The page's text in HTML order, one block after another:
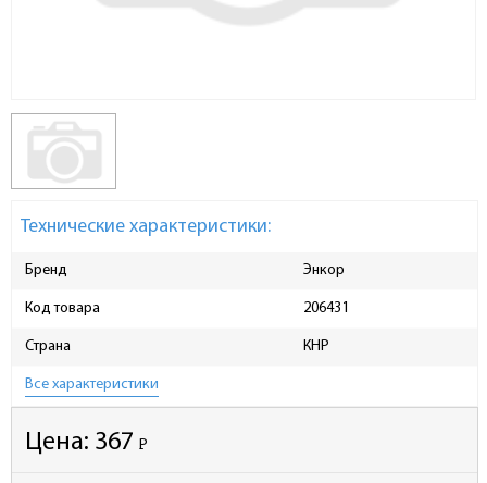
Технические характеристики:
Бренд Энкор
Код товара 206431
Страна КНР
Все характеристики
Цена: 367 Р
-